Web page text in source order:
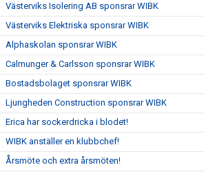
Västerviks Isolering AB sponsrar WIBK
Västerviks Elektriska sponsrar WIBK
Alphaskolan sponsrar WIBK
Calmunger & Carlsson sponsrar WIBK
Bostadsbolaget sponsrar WIBK
Ljungheden Construction sponsrar WIBK
Erica har sockerdricka i blodet!
WIBK anställer en klubbchef!
Årsmöte och extra årsmöten!